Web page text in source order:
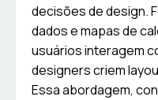
decisões de design.
dados e mapas de
usuários interagem
designers criem
Essa abordagem,